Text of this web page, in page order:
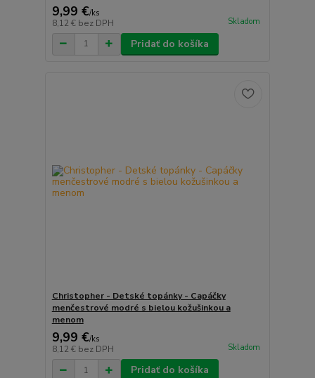
9,99 €/ks
8,12 € bez DPH Skladom
Pridať do košíka
Christopher - Detské topánky - Capáčky
menčestrové modré s bielou kožušinkou a
menom
9,99 €/ks
8,12 € bez DPH Skladom
Pridať do košíka